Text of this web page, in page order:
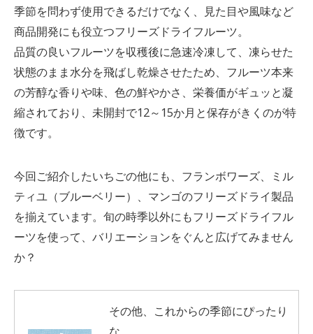
季節を問わず使用できるだけでなく、見た目や風味など
商品開発にも役立つフリーズドライフルーツ。
品質の良いフルーツを収穫後に急速冷凍して、凍らせた
状態のまま水分を飛ばし乾燥させたため、フルーツ本来
の芳醇な香りや味、色の鮮やかさ、栄養価がギュッと凝
縮されており、未開封で12～15か月と保存がきくのが特
徴です。
今回ご紹介したいちごの他にも、フランボワーズ、ミル
ティユ（ブルーベリー）、マンゴのフリーズドライ製品
を揃えています。旬の時季以外にもフリーズドライフル
ーツを使って、バリエーションをぐんと広げてみません
か？
その他、これからの季節にぴったり